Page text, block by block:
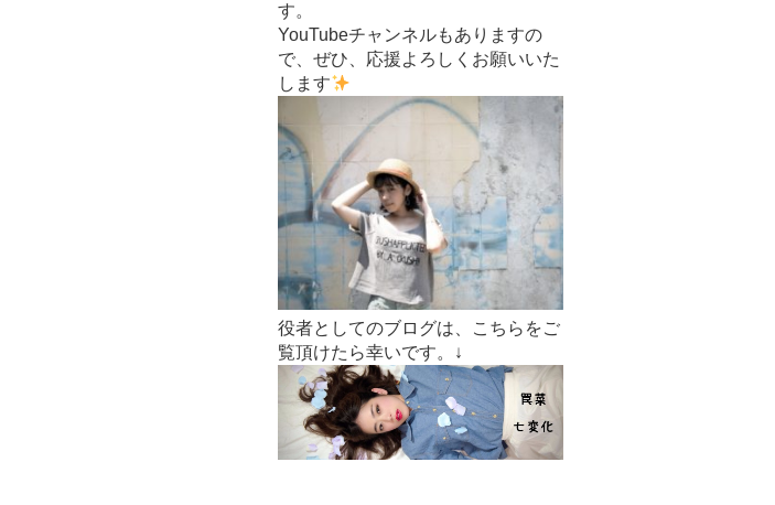
す。
YouTubeチャンネルもありますの
で、ぜひ、応援よろしくお願いいた
します
役者としてのブログは、こちらをご
覧頂けたら幸いです。↓